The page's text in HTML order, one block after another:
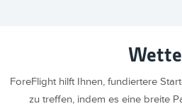
ForeFlight hilft Ihnen, fundiertere
zu treffen, indem es eine breite